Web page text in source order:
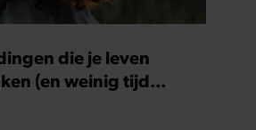
die je leven
(en weinig tijd